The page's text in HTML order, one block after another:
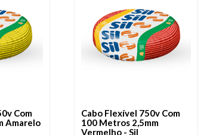
Com
Amarelo
Cabo Flexível 750v Com
100 Metros 2,5mm
Vermelho - Sil